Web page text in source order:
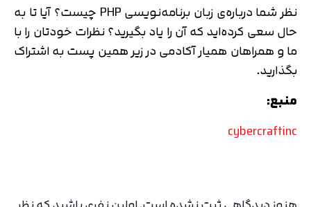
نظر شما درباره‌ی زبان برنامه‌نویسی PHP چیست؟ آیا تا به
حال سعی کرده‌اید که آن را یاد بگیرید؟ نظرات خودتان را با
ما و همراهان همیار آکادمی در زیر همین پست به اشتراک
بگذارید.
منبع:
cybercraftinc